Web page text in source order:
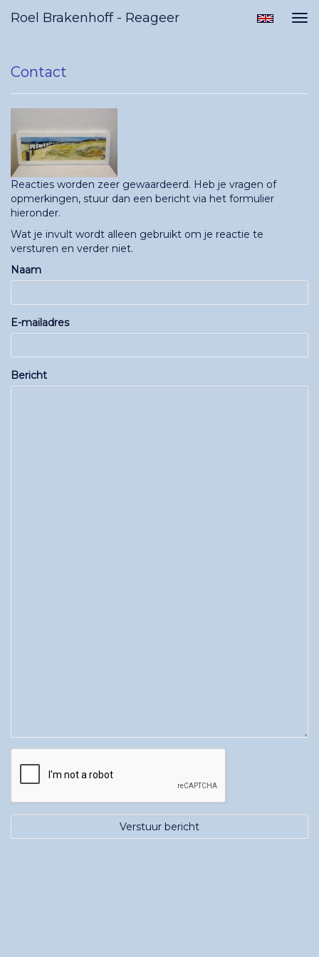
Roel Brakenhoff - Reageer
Contact
Reacties worden zeer gewaardeerd. Heb je vragen of
opmerkingen, stuur dan een bericht via het formulier
hieronder.
Wat je invult wordt alleen gebruikt om je reactie te
versturen en verder niet.
Naam
E-mailadres
Bericht